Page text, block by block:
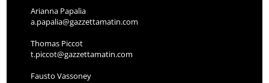
Arianna Papalia
a.papalia@gazzettamatin.com
Thomas Piccot
t.piccot@gazzettamatin.com
Fausto Vassoney